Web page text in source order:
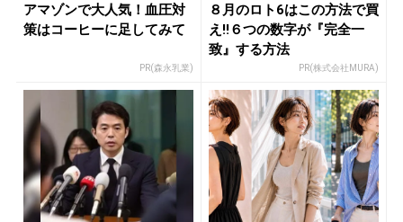
アマゾンで大人気！血圧対
策はコーヒーに足してみて
PR(森永乳業)
８月のロト6はこの方法で買
え!!６つの数字が『完全一
致』する方法
PR(株式会社MURA)